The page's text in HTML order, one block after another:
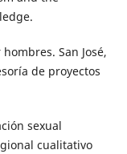
San José,
de proyectos
sexual
cualitativo